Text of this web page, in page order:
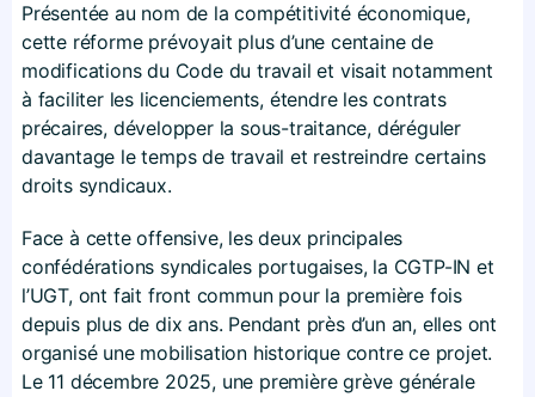
Présentée au nom de la compétitivité économique,
cette réforme prévoyait plus d’une centaine de
modifications du Code du travail et visait notamment
à faciliter les licenciements, étendre les contrats
précaires, développer la sous-traitance, déréguler
davantage le temps de travail et restreindre certains
droits syndicaux.
Face à cette offensive, les deux principales
confédérations syndicales portugaises, la CGTP-IN et
l’UGT, ont fait front commun pour la première fois
depuis plus de dix ans. Pendant près d’un an, elles ont
organisé une mobilisation historique contre ce projet.
Le 11 décembre 2025, une première grève générale